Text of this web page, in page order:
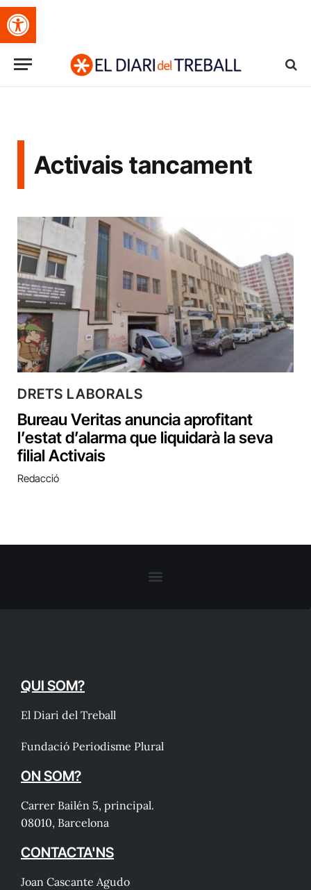
Obre la barra d'eines
Activais tancament
DRETS LABORALS
Bureau Veritas anuncia aprofitant
l’estat d’alarma que liquidarà la seva
filial Activais
Redacció
QUI SOM?
El Diari del Treball
Fundació Periodisme Plural
ON SOM?
Carrer Bailén 5, principal.
08010, Barcelona
CONTACTA'NS
Joan Cascante Agudo